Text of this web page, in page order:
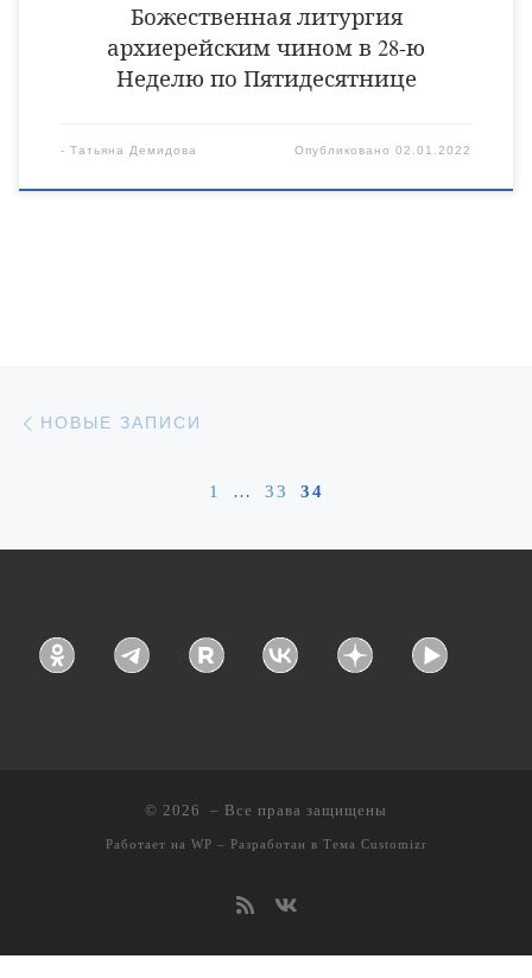
Божественная литургия
архиерейским чином в 28-ю
Неделю по Пятидесятнице
- Татьяна Демидова Опубликовано02.01.2022
Навигация по записям
НОВЫЕ ЗАПИСИ
1 … 33 34
© 2026 – Все права защищены
Работает на WP – Разработан в Тема Customizr